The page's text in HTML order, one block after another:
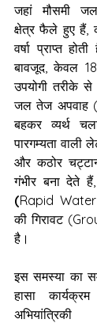
जहां मौसमी
क्षेत्र फैले हुए हैं,
वर्षा प्राप्त
बावजूद, केवल
उपयोगी तरीके से
जल तेज अपवाह
बहकर व्यर्थ
पारगम्यता वाली
और कठोर
(Rapid
की गिरावट
है।
इस समस्या का
हासा